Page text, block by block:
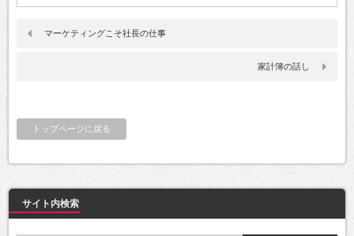
マーケティングこそ社長の仕事
家計簿の話し
トップページに戻る
サイト内検索